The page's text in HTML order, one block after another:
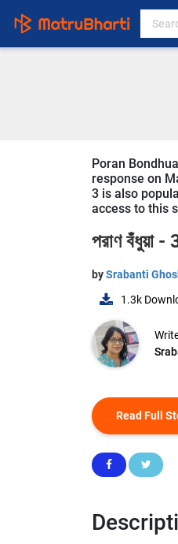
Poran
response on
3 is also
access to this
পরাণ বঁধুয়া -
bySrabanti
1.3k
Read Full